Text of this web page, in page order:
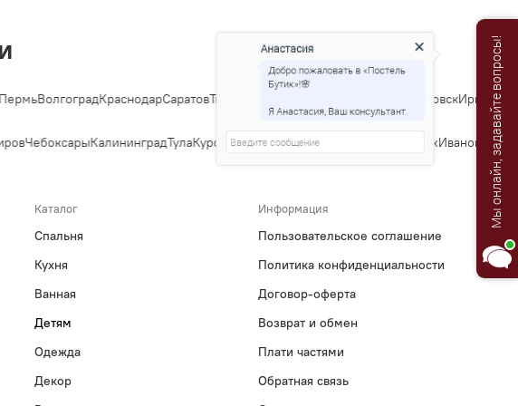
ВолгоградКраснодарСаратовТюмень УльяновскИркутск
ЧебоксарыКалининградТулаКурск СтавропольСочи МагнитогорскИваново
Каталог
Спальня
Кухня
Ванная
Детям
Одежда
Декор
Информация
Пользовательское соглашение
Политика конфиденциальности
Договор-оферта
Возврат и обмен
Плати частями
Обратная связь
Мы онлайн, задавайте вопросы!
Добро пожаловать в «Постель
Бутик»!🌸
Я Анастасия, Ваш консультант.